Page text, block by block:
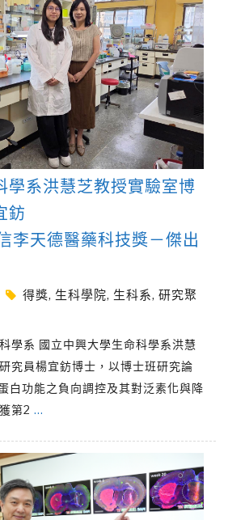
學系洪慧芝教授實驗室博
鈁
李天德醫藥科技獎－傑出
得獎, 生科學院, 生科系, 研究聚
學系 國立中興大學生命科學系洪慧
究員楊宜鈁博士，以博士班研究論
白功能之負向調控及其對泛素化與降
第2 …